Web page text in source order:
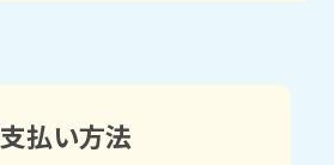
支払い方法